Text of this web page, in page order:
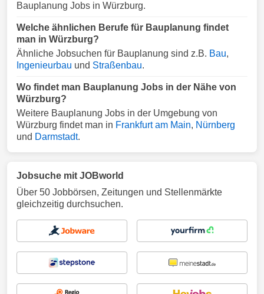
Bauplanung Jobs in Würzburg.
Welche ähnlichen Berufe für Bauplanung findet
man in Würzburg?
Ähnliche Jobsuchen für Bauplanung sind z.B. Bau,
Ingenieurbau und Straßenbau.
Wo findet man Bauplanung Jobs in der Nähe von
Würzburg?
Weitere Bauplanung Jobs in der Umgebung von
Würzburg findet man in Frankfurt am Main, Nürnberg
und Darmstadt.
Jobsuche mit JOBworld
Über 50 Jobbörsen, Zeitungen und Stellenmärkte
gleichzeitig durchsuchen.